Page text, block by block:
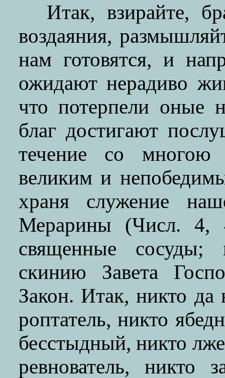
Итак, взирайте,
воздаяния,
нам готовятся, и
ожидают нерадиво
что потерпели оные
благ достигают
течение со
великим и
храня служение
Мерарины (Числ. 4,
священные сосуды;
скинию Завета
Закон. Итак, никто да
роптатель, никто
бесстыдный, никто
ревнователь, никто